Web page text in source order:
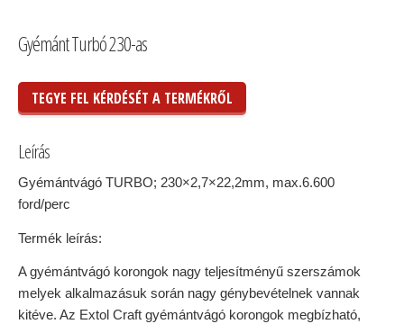
Gyémánt Turbó 230-as
TEGYE FEL KÉRDÉSÉT A TERMÉKRŐL
Leírás
Gyémántvágó TURBO; 230×2,7×22,2mm, max.6.600
ford/perc
Termék leírás:
A gyémántvágó korongok nagy teljesítményű szerszámok
melyek alkalmazásuk során nagy génybevételnek vannak
kitéve. Az Extol Craft gyémántvágó korongok megbízható,